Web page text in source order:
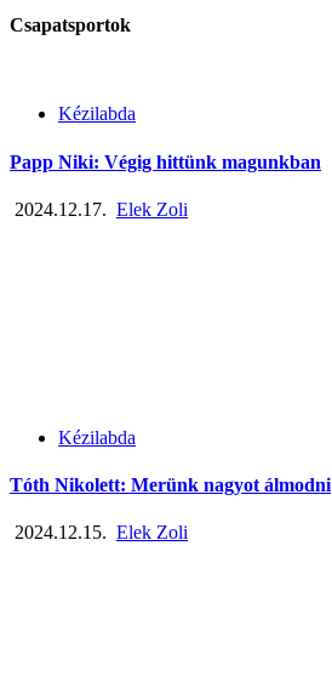
Csapatsportok
Kézilabda
Papp Niki: Végig hittünk magunkban
2024.12.17. Elek Zoli
Kézilabda
Tóth Nikolett: Merünk nagyot álmodni
2024.12.15. Elek Zoli